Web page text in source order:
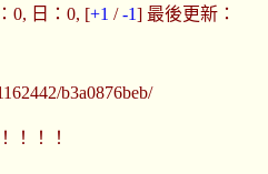
0, 日：0, [+1 /-1] 最後更新：
b3a0876beb/
！！！